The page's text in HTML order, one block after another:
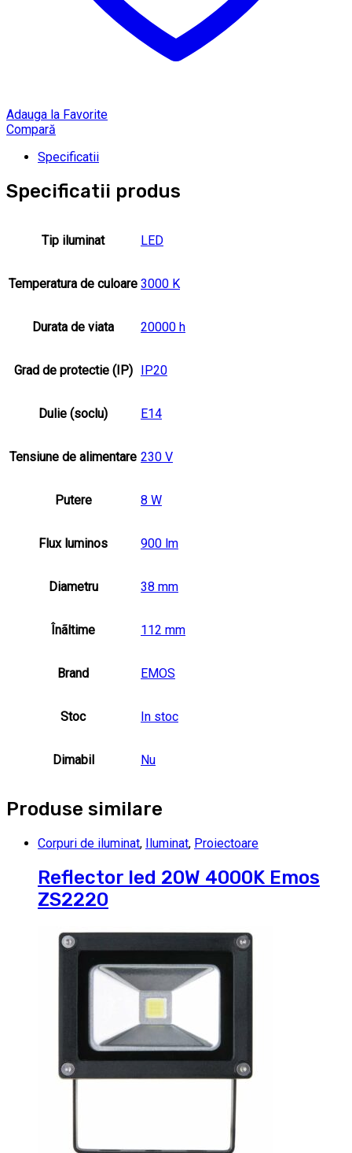
Adauga la Favorite
Compară
Specificatii
Specificatii produs
Tip iluminat LED
Temperatura de culoare 3000 K
Durata de viata 20000 h
Grad de protectie (IP) IP20
Dulie (soclu) E14
Tensiune de alimentare 230 V
Putere 8 W
Flux luminos 900 lm
Diametru 38 mm
Înãltime 112 mm
Brand EMOS
Stoc In stoc
Dimabil Nu
Produse similare
Corpuri de iluminat, Iluminat, Proiectoare
Reflector led 20W 4000K Emos
ZS2220